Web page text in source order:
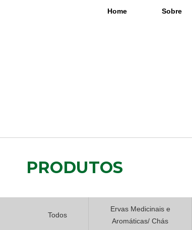
Home Sobre
PRODUTOS
Todos
Ervas Medicinais e
Aromáticas/ Chás